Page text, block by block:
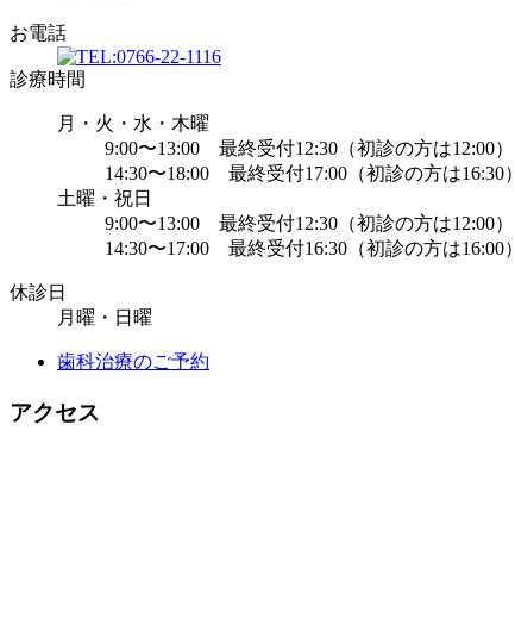
お電話
診療時間
月・火・水・木曜
9:00〜13:00 最終受付12:30（初診の方は12:00）
14:30〜18:00 最終受付17:00（初診の方は16:30）
土曜・祝日
9:00〜13:00 最終受付12:30（初診の方は12:00）
14:30〜17:00 最終受付16:30（初診の方は16:00）
休診日
月曜・日曜
歯科治療のご予約
アクセス